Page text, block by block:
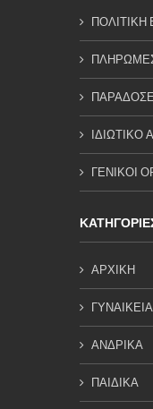
ΓΕΝΙΚΟΙ
ΑΡΧΙΚΗ
ΓΥΝΑΙΚΕΙΑ
ΑΝΔΡΙΚΑ
ΠΑΙΔΙΚΑ